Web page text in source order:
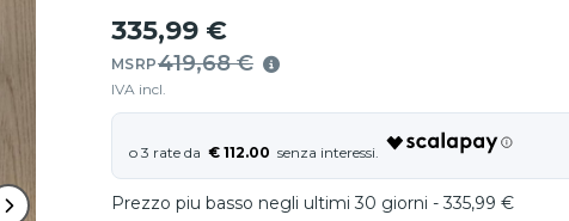
335,99 €
MSRP419,68 €
IVA incl.
€ 112.00
Prezzo piu basso negli ultimi 30 giorni - 335,99 €